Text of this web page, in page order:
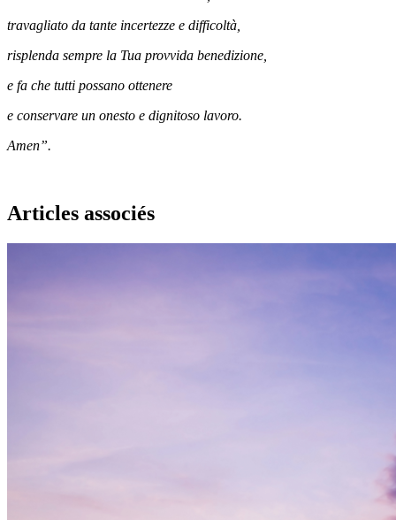
travagliato da tante incertezze e difficoltà,
risplenda sempre la Tua provvida benedizione,
e fa che tutti possano ottenere
e conservare un onesto e dignitoso lavoro.
Amen”.
Articles associés